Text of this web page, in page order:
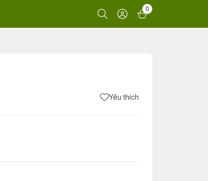
0
Yêu thích